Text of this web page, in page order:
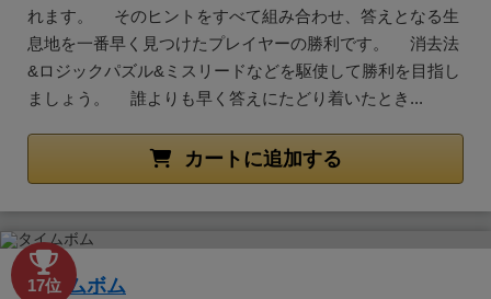
れます。 そのヒントをすべて組み合わせ、答えとなる生
息地を一番早く見つけたプレイヤーの勝利です。 消去法
&ロジックパズル&ミスリードなどを駆使して勝利を目指し
ましょう。 誰よりも早く答えにたどり着いたとき...
カートに追加する
17位
タイムボム